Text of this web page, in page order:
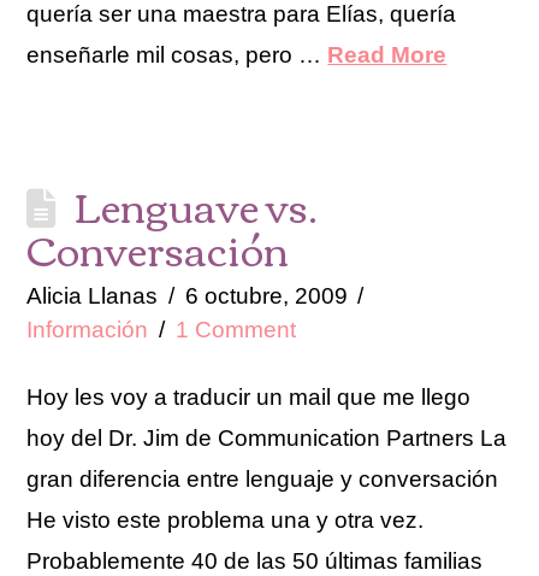
quería ser una maestra para Elías, quería
enseñarle mil cosas, pero … Read More
Lenguave vs.
Conversación
Alicia Llanas
6 octubre, 2009
Información
1 Comment
Hoy les voy a traducir un mail que me llego
hoy del Dr. Jim de Communication Partners La
gran diferencia entre lenguaje y conversación
He visto este problema una y otra vez.
Probablemente 40 de las 50 últimas familias